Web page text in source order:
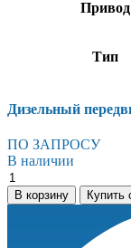
Привод
Тип
Дизельный
ПО ЗАПРОСУ
В наличии
Дизельный
передвижной
компрессор
В корзину Купить